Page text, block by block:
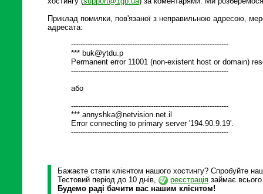
Приклад помилки, пов'язаної з неправильною адресою,
адресата:
-------------------------------------------------------------------
*** buk@ytdu.p
Permanent error 11001 (non-existent host or domain)
-------------------------------------------------------------------
або
-------------------------------------------------------------------
*** annyshka@netvision.net.il
Error connecting to primary server '194.90.9.19'.
-------------------------------------------------------------------
Бажаєте стати клієнтом нашого хостингу? Спробуйте
Тестовий період до 10 днів,
реєстрація займає
Будемо раді бачити вас нашим клієнтом!